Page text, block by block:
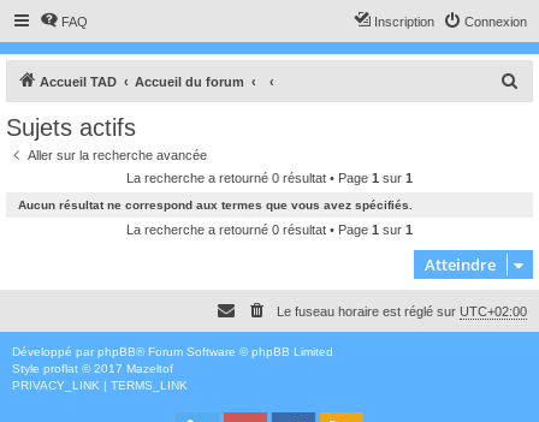
FAQ Connexion
Inscription
Accueil TAD Accueil du forum
c
h
e
Sujets actifs
Aller sur la recherche avancée
La recherche a retourné 0 résultat • Page 1 sur 1
Aucun résultat ne correspond aux termes que vous avez spécifiés.
La recherche a retourné 0 résultat • Page 1 sur 1
Atteindre
Le fuseau horaire est réglé sur UTC+02:00
Développé par phpBB® Forum Software © phpBB Limited
Style proflat © 2017 Mazeltof
PRIVACY_LINK | TERMS_LINK